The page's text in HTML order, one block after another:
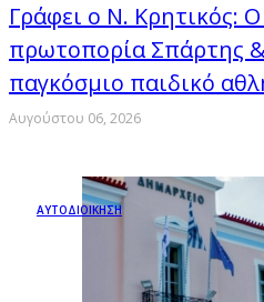
Γράφει ο Ν. Κρητικός:
πρωτοπορία Σπάρτης
παγκόσμιο παιδικό
Αυγούστου 06, 2026
ΑΥΤΟΔΙΟΙΚΗΣΗ